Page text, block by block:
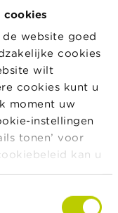
cookies
website goed
cookies
wilt
cookies kunt u
moment uw
instellingen
tonen’ voor
kan u
tenzij de
zijn aanvullend
hij voldoet aan de
pensioen op te
dezelfde
artikel 13,
in dienst is. De
Als gevolg